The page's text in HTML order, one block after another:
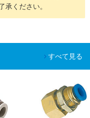
承ください。
すべて見る